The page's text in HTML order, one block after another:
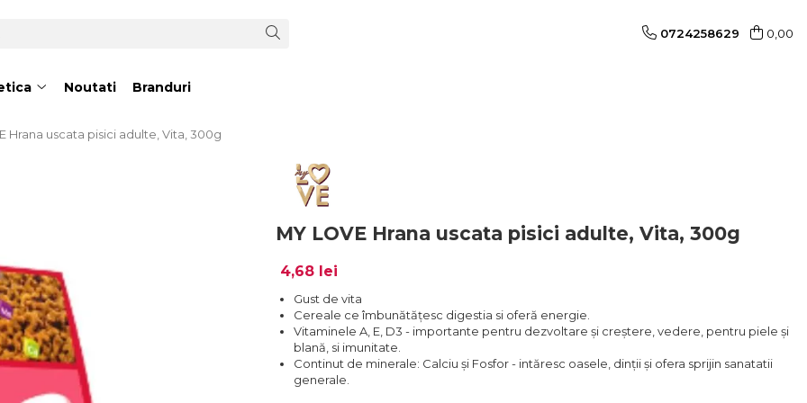
0724258629 0,00
Noutati Branduri
Hrana uscata pisici adulte, Vita, 300g
MY LOVE Hrana uscata pisici adulte, Vita, 300g
4,68 lei
Gust de vita
Cereale ce îmbunătățesc digestia si oferă energie.
Vitaminele A, E, D3 - importante pentru dezvoltare și creștere, vedere, pentru piele și
blană, si imunitate.
Continut de minerale: Calciu și Fosfor - intăresc oasele, dinții și ofera sprijin sanatatii
generale.